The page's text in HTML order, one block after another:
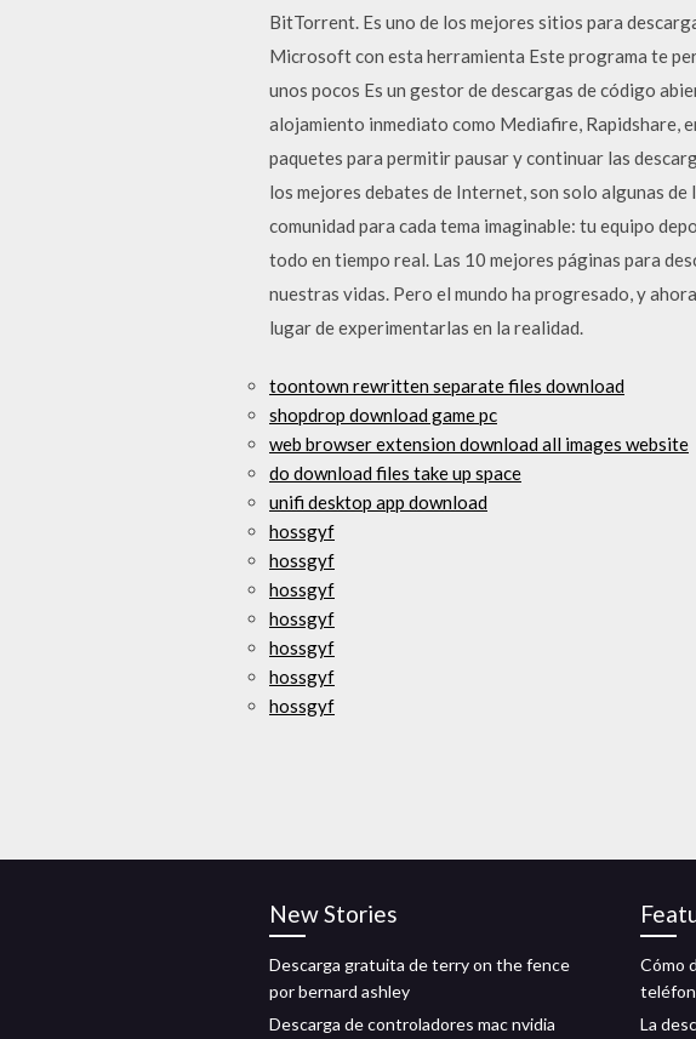
BitTorrent. Es uno de los mejores sitios para
Microsoft con esta herramienta Este programa te
unos pocos Es un gestor de descargas de código
alojamiento inmediato como Mediafire, Rapidshare,
paquetes para permitir pausar y continuar las
los mejores debates de Internet, son solo algunas de
comunidad para cada tema imaginable: tu equipo
todo en tiempo real. Las 10 mejores páginas para
nuestras vidas. Pero el mundo ha progresado, y
lugar de experimentarlas en la realidad.
toontown rewritten separate files download
shopdrop download game pc
web browser extension download all images website
do download files take up space
unifi desktop app download
hossgyf
hossgyf
hossgyf
hossgyf
hossgyf
hossgyf
hossgyf
New Stories
Descarga gratuita de terry on the fence
por bernard ashley
Descarga de controladores mac nvidia
Cómo
La